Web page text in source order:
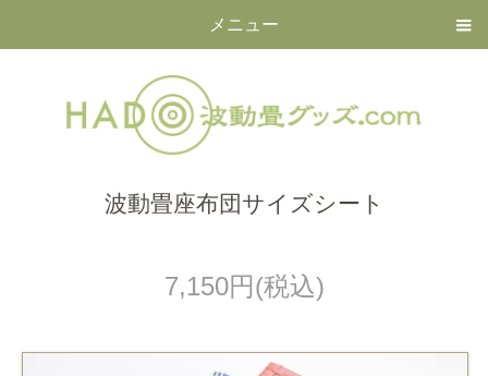
メニュー
波動畳座布団サイズシート
7,150円(税込)